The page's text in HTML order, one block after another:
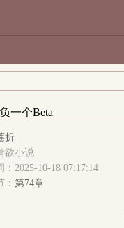
一个Beta
折
欲小说
：2025-10-18 07:17:14
第74章